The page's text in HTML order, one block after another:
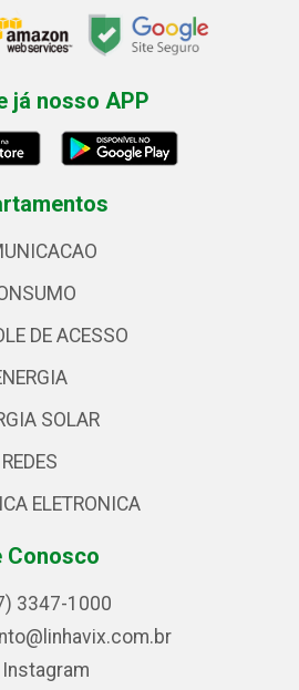
já nosso APP
DE ACESSO
SOLAR
REDES
ELETRONICA
Conosco
3347-1000
Instagram